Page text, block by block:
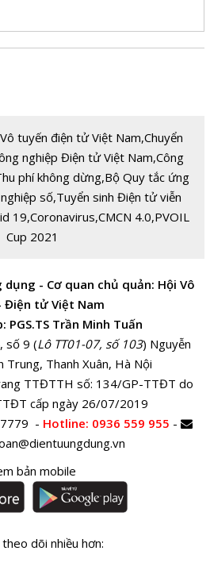
tuyến điện tử Việt Nam,Chuyển
nghiệp Điện tử Việt Nam,Công
phí không dừng,Bộ Quy tắc ứng
số,Tuyển sinh Điện tử viễn
19,Coronavirus,CMCN 4.0,PVOIL
Cup 2021
- Cơ quan chủ quản: Hội Vô
Điện tử Việt Nam
PGS.TS Trần Minh Tuấn
số 9 (Lô TT01-07, số 103) Nguyễn
Trung, Thanh Xuân, Hà Nội
TTĐTTH số: 134/GP-TTĐT do
cấp ngày 26/07/2019
- Hotline: 0936 559 955 -
bản mobile
dõi nhiều hơn: